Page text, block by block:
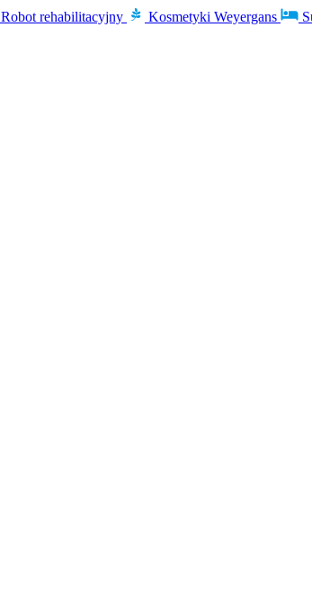
Robot rehabilitacyjny Kosmetyki Weyergans